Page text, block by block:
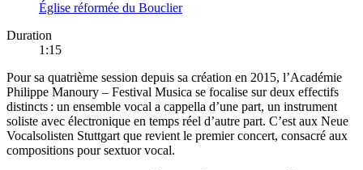
Église réformée du Bouclier
Duration
1:15
Pour sa quatrième session depuis sa création en 2015, l’Académie
Philippe Manoury – Festival Musica se focalise sur deux effectifs
distincts : un ensemble vocal a cappella d’une part, un instrument
soliste avec électronique en temps réel d’autre part. C’est aux Neue
Vocalsolisten Stuttgart que revient le premier concert, consacré aux
compositions pour sextuor vocal.